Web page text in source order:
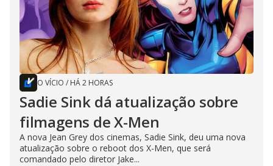
O VÍCIO / HÁ 2 HORAS
Sadie Sink dá atualização sobre
filmagens de X-Men
A nova Jean Grey dos cinemas, Sadie Sink, deu uma nova
atualização sobre o reboot dos X-Men, que será
comandado pelo diretor Jake...